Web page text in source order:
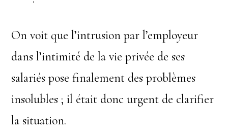
On voit que l’intrusion par l’employeur
dans l’intimité de la vie privée de ses
salariés pose finalement des problèmes
insolubles ; il était donc urgent de clarifier
la situation.